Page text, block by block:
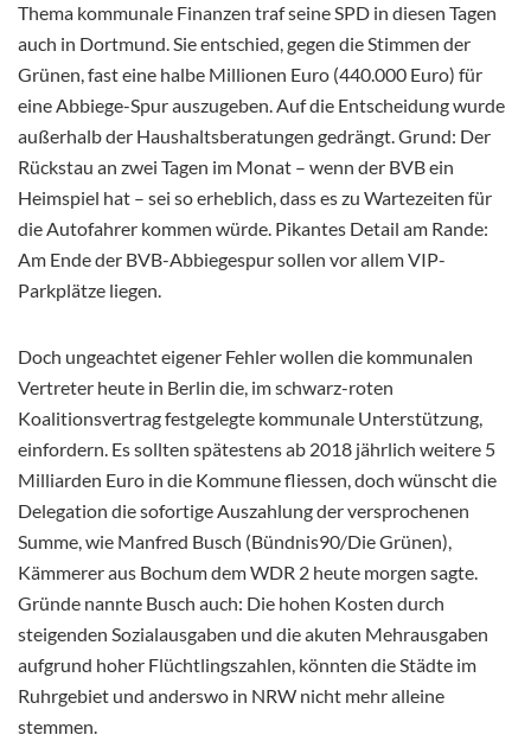
Thema kommunale Finanzen traf seine SPD in diesen Tagen
auch in Dortmund. Sie entschied, gegen die Stimmen der
Grünen, fast eine halbe Millionen Euro (440.000 Euro) für
eine Abbiege-Spur auszugeben. Auf die Entscheidung wurde
außerhalb der Haushaltsberatungen gedrängt. Grund: Der
Rückstau an zwei Tagen im Monat – wenn der BVB ein
Heimspiel hat – sei so erheblich, dass es zu Wartezeiten für
die Autofahrer kommen würde. Pikantes Detail am Rande:
Am Ende der BVB-Abbiegespur sollen vor allem VIP-
Parkplätze liegen.
Doch ungeachtet eigener Fehler wollen die kommunalen
Vertreter heute in Berlin die, im schwarz-roten
Koalitionsvertrag festgelegte kommunale Unterstützung,
einfordern. Es sollten spätestens ab 2018 jährlich weitere 5
Milliarden Euro in die Kommune fliessen, doch wünscht die
Delegation die sofortige Auszahlung der versprochenen
Summe, wie Manfred Busch (Bündnis90/Die Grünen),
Kämmerer aus Bochum dem WDR 2 heute morgen sagte.
Gründe nannte Busch auch: Die hohen Kosten durch
steigenden Sozialausgaben und die akuten Mehrausgaben
aufgrund hoher Flüchtlingszahlen, könnten die Städte im
Ruhrgebiet und anderswo in NRW nicht mehr alleine
stemmen.